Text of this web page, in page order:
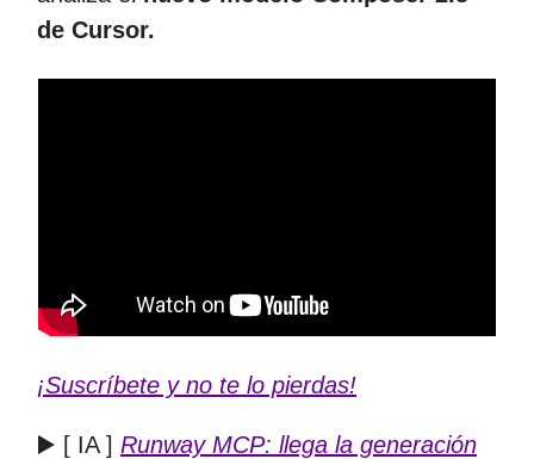
de Cursor.
¡Suscríbete y no te lo pierdas!
▶️ [ IA ] Runway MCP: llega la generación